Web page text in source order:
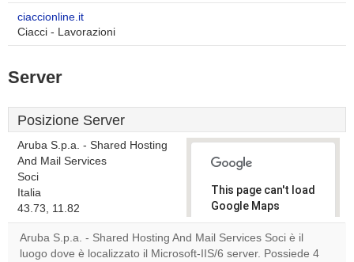
ciaccionline.it
Ciacci - Lavorazioni
Server
Posizione Server
Aruba S.p.a. - Shared Hosting
And Mail Services
Soci
Italia
43.73, 11.82
This page can't load
Google Maps
correctly.
Do you
Aruba S.p.a. - Shared Hosting And Mail Services Soci è il
luogo dove è localizzato il Microsoft-IIS/6 server. Possiede 4